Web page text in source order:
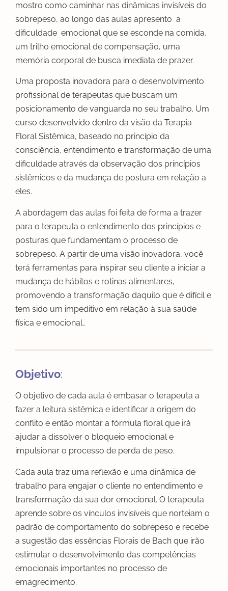
mostro como caminhar nas dinâmicas invisíveis do
sobrepeso, ao longo das aulas apresento a
dificuldade emocional que se esconde na comida,
um trilho emocional de compensação, uma
memória corporal de busca imediata de prazer.
Uma proposta inovadora para o desenvolvimento
profissional de terapeutas que buscam um
posicionamento de vanguarda no seu trabalho. Um
curso desenvolvido dentro da visão da Terapia
Floral Sistêmica, baseado no princípio da
consciência, entendimento e transformação de uma
dificuldade através da observação dos princípios
sistêmicos e da mudança de postura em relação a
eles.
A abordagem das aulas foi feita de forma a trazer
para o terapeuta o entendimento dos princípios e
posturas que fundamentam o processo de
sobrepeso. A partir de uma visão inovadora, você
terá ferramentas para inspirar seu cliente a iniciar a
mudança de hábitos e rotinas alimentares,
promovendo a transformação daquilo que é difícil e
tem sido um impeditivo em relação à sua saúde
física e emocional..
Objetivo:
O objetivo de cada aula é embasar o terapeuta a
fazer a leitura sistêmica e identificar a origem do
conflito e então montar a fórmula floral que irá
ajudar a dissolver o bloqueio emocional e
impulsionar o processo de perda de peso.
Cada aula traz uma reflexão e uma dinâmica de
trabalho para engajar o cliente no entendimento e
transformação da sua dor emocional. O terapeuta
aprende sobre os vínculos invisíveis que norteiam o
padrão de comportamento do sobrepeso e recebe
a sugestão das essências Florais de Bach que irão
estimular o desenvolvimento das competências
emocionais importantes no processo de
emagrecimento.